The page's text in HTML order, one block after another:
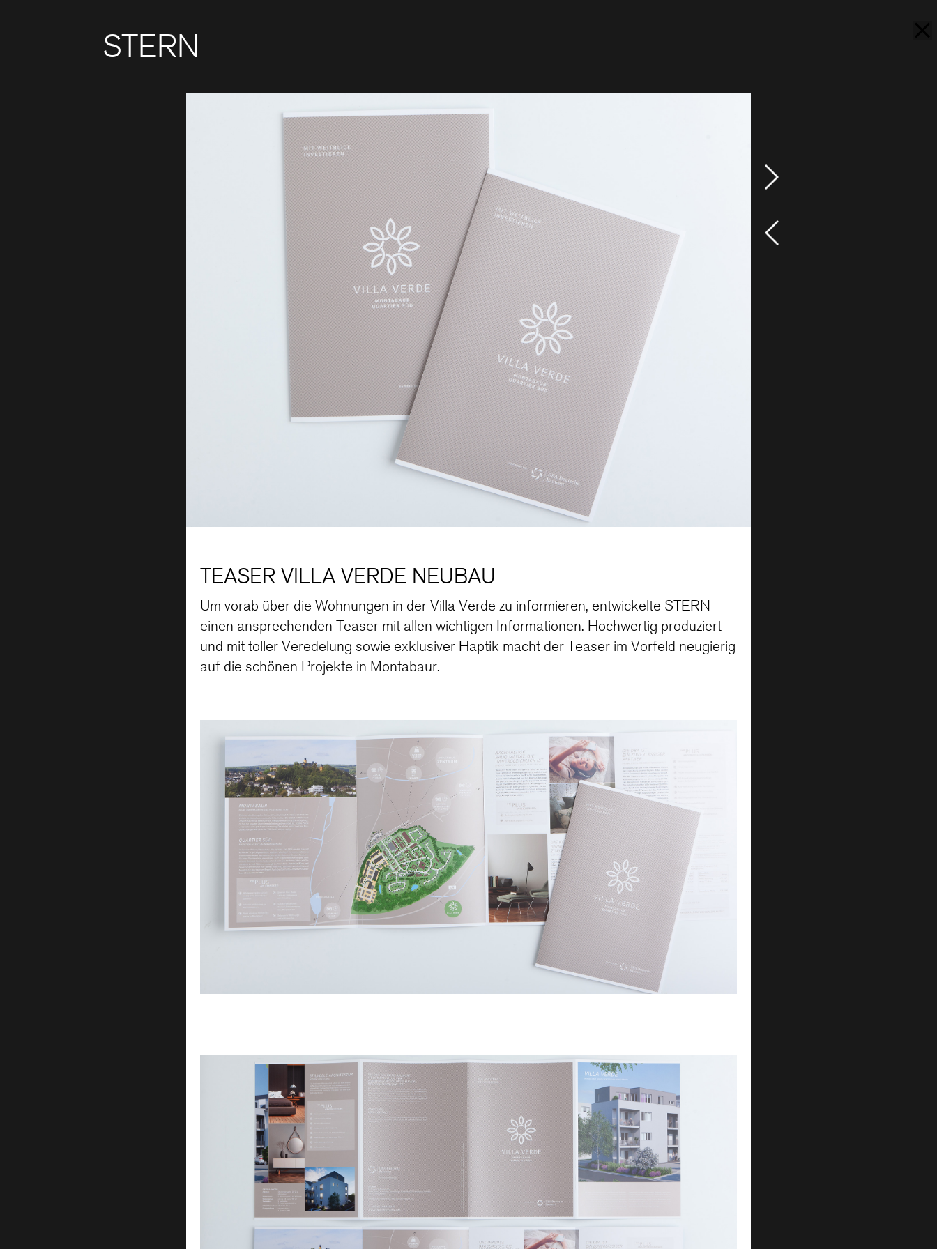
STERN
TEASER VILLA VERDE NEUBAU
Um vorab über die Wohnungen in der Villa Verde zu informieren, entwickelte STERN
einen ansprechenden Teaser mit allen wichtigen Informationen. Hochwertig produziert
und mit toller Veredelung sowie exklusiver Haptik macht der Teaser im Vorfeld neugierig
auf die schönen Projekte in Montabaur.